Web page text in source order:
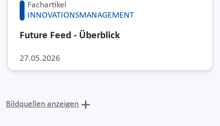
Fachartikel
INNOVATIONSMANAGEMENT
27.05.2026
Future Feed - Überblick
Bildquellen anzeigen